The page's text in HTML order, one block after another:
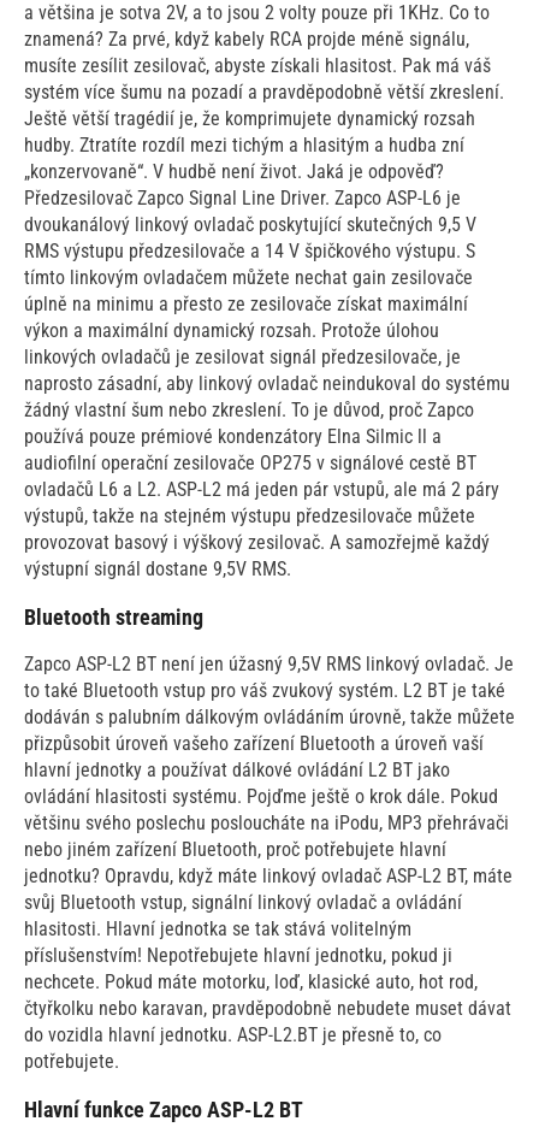
a většina je sotva 2V, a to jsou 2 volty pouze při 1KHz. Co to
znamená? Za prvé, když kabely RCA projde méně signálu,
musíte zesílit zesilovač, abyste získali hlasitost. Pak má váš
systém více šumu na pozadí a pravděpodobně větší zkreslení.
Ještě větší tragédií je, že komprimujete dynamický rozsah
hudby. Ztratíte rozdíl mezi tichým a hlasitým a hudba zní
„konzervovaně“. V hudbě není život. Jaká je odpověď?
Předzesilovač Zapco Signal Line Driver. Zapco ASP-L6 je
dvoukanálový linkový ovladač poskytující skutečných 9,5 V
RMS výstupu předzesilovače a 14 V špičkového výstupu. S
tímto linkovým ovladačem můžete nechat gain zesilovače
úplně na minimu a přesto ze zesilovače získat maximální
výkon a maximální dynamický rozsah. Protože úlohou
linkových ovladačů je zesilovat signál předzesilovače, je
naprosto zásadní, aby linkový ovladač neindukoval do systému
žádný vlastní šum nebo zkreslení. To je důvod, proč Zapco
používá pouze prémiové kondenzátory Elna Silmic ll a
audiofilní operační zesilovače OP275 v signálové cestě BT
ovladačů L6 a L2. ASP-L2 má jeden pár vstupů, ale má 2 páry
výstupů, takže na stejném výstupu předzesilovače můžete
provozovat basový i výškový zesilovač. A samozřejmě každý
výstupní signál dostane 9,5V RMS.
Bluetooth streaming
Zapco ASP-L2 BT není jen úžasný 9,5V RMS linkový ovladač. Je
to také Bluetooth vstup pro váš zvukový systém. L2 BT je také
dodáván s palubním dálkovým ovládáním úrovně, takže můžete
přizpůsobit úroveň vašeho zařízení Bluetooth a úroveň vaší
hlavní jednotky a používat dálkové ovládání L2 BT jako
ovládání hlasitosti systému. Pojďme ještě o krok dále. Pokud
většinu svého poslechu posloucháte na iPodu, MP3 přehrávači
nebo jiném zařízení Bluetooth, proč potřebujete hlavní
jednotku? Opravdu, když máte linkový ovladač ASP-L2 BT, máte
svůj Bluetooth vstup, signální linkový ovladač a ovládání
hlasitosti. Hlavní jednotka se tak stává volitelným
příslušenstvím! Nepotřebujete hlavní jednotku, pokud ji
nechcete. Pokud máte motorku, loď, klasické auto, hot rod,
čtyřkolku nebo karavan, pravděpodobně nebudete muset dávat
do vozidla hlavní jednotku. ASP-L2.BT je přesně to, co
potřebujete.
Hlavní funkce Zapco ASP-L2 BT